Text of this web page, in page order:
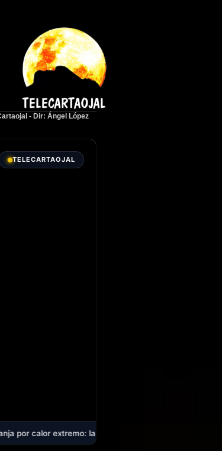
- Dir: Ángel López
TELECARTAOJAL
la comarca alcanzará los 40 ºC en plena ola de